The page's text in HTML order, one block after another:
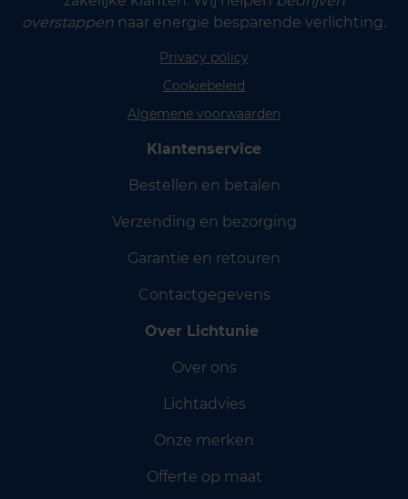
overstappen naar energie besparende verlichting.
Privacy policy
Cookiebeleid
Algemene voorwaarden
Klantenservice
Bestellen en betalen
Verzending en bezorging
Garantie en retouren
Contactgegevens
Over Lichtunie
Over ons
Lichtadvies
Onze merken
Offerte op maat